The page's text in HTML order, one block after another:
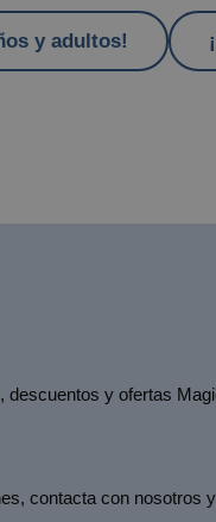
y adultos!
descuentos y ofertas
contacta con nosotros